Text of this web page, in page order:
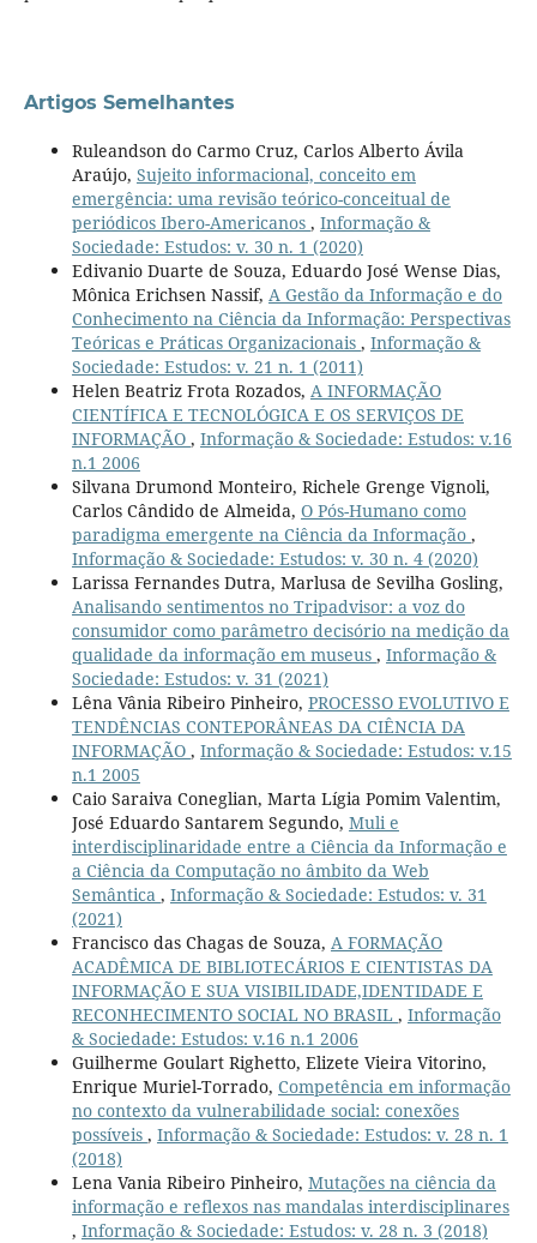
Artigos Semelhantes
Ruleandson do Carmo Cruz, Carlos Alberto Ávila
Araújo, Sujeito informacional, conceito em
emergência: uma revisão teórico-conceitual de
periódicos Ibero-Americanos , Informação &
Sociedade: Estudos: v. 30 n. 1 (2020)
Edivanio Duarte de Souza, Eduardo José Wense Dias,
Mônica Erichsen Nassif, A Gestão da Informação e do
Conhecimento na Ciência da Informação: Perspectivas
Teóricas e Práticas Organizacionais , Informação &
Sociedade: Estudos: v. 21 n. 1 (2011)
Helen Beatriz Frota Rozados, A INFORMAÇÃO
CIENTÍFICA E TECNOLÓGICA E OS SERVIÇOS DE
INFORMAÇÃO , Informação & Sociedade: Estudos: v.16
n.1 2006
Silvana Drumond Monteiro, Richele Grenge Vignoli,
Carlos Cândido de Almeida, O Pós-Humano como
paradigma emergente na Ciência da Informação ,
Informação & Sociedade: Estudos: v. 30 n. 4 (2020)
Larissa Fernandes Dutra, Marlusa de Sevilha Gosling,
Analisando sentimentos no Tripadvisor: a voz do
consumidor como parâmetro decisório na medição da
qualidade da informação em museus , Informação &
Sociedade: Estudos: v. 31 (2021)
Lêna Vânia Ribeiro Pinheiro, PROCESSO EVOLUTIVO E
TENDÊNCIAS CONTEPORÂNEAS DA CIÊNCIA DA
INFORMAÇÃO , Informação & Sociedade: Estudos: v.15
n.1 2005
Caio Saraiva Coneglian, Marta Lígia Pomim Valentim,
José Eduardo Santarem Segundo, Muli e
interdisciplinaridade entre a Ciência da Informação e
a Ciência da Computação no âmbito da Web
Semântica , Informação & Sociedade: Estudos: v. 31
(2021)
Francisco das Chagas de Souza, A FORMAÇÃO
ACADÊMICA DE BIBLIOTECÁRIOS E CIENTISTAS DA
INFORMAÇÃO E SUA VISIBILIDADE,IDENTIDADE E
RECONHECIMENTO SOCIAL NO BRASIL , Informação
& Sociedade: Estudos: v.16 n.1 2006
Guilherme Goulart Righetto, Elizete Vieira Vitorino,
Enrique Muriel-Torrado, Competência em informação
no contexto da vulnerabilidade social: conexões
possíveis , Informação & Sociedade: Estudos: v. 28 n. 1
(2018)
Lena Vania Ribeiro Pinheiro, Mutações na ciência da
informação e reflexos nas mandalas interdisciplinares
, Informação & Sociedade: Estudos: v. 28 n. 3 (2018)